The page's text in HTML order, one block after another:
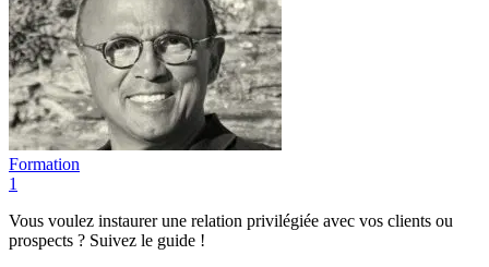
Formation
1
Vous voulez instaurer une relation privilégiée avec vos clients ou
prospects ? Suivez le guide !